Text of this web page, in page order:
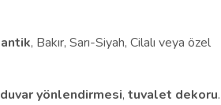
antik, Bakır, Sarı-Siyah, Cilalı veya özel
duvar yönlendirmesi, tuvalet dekoru.